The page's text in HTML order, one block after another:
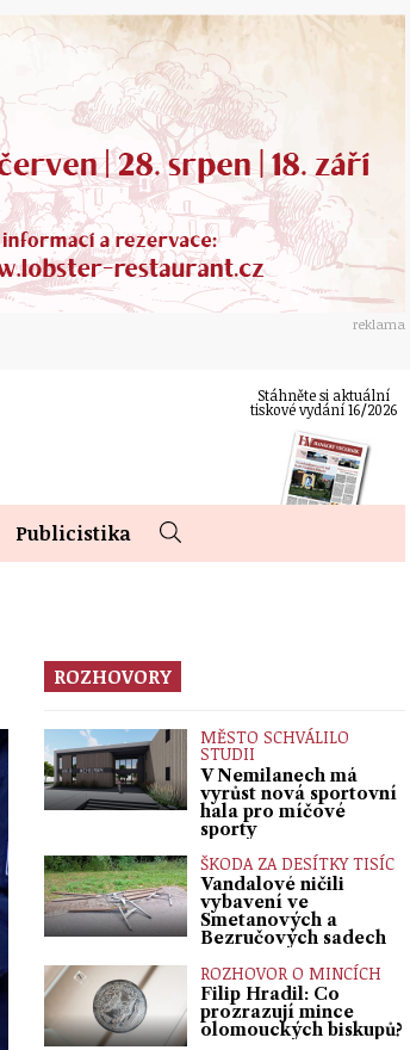
reklama
Stáhněte si aktuální
tiskové vydání 16/2026
Publicistika
ROZHOVORY
MĚSTO SCHVÁLILO
STUDII
V Nemilanech má
vyrůst nová sportovní
hala pro míčové
sporty
ŠKODA ZA DESÍTKY TISÍC
Vandalové ničili
vybavení ve
Smetanových a
Bezručových sadech
ROZHOVOR O MINCÍCH
Filip Hradil: Co
prozrazují mince
olomouckých biskupů?